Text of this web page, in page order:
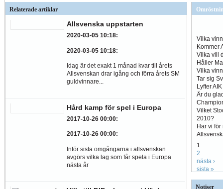
Relaterade artiklar
Allsvenska uppstarten
2020-03-05 10:18:
2020-03-05 10:18:
Idag är det exakt 1 månad kvar till årets
Allsvenskan drar igång och förra årets SM
guldvinnare...
Hård kamp för spel i Europa
2017-10-26 00:00:
2017-10-26 00:00:
Inför sista omgångarna i allsvenskan
avgörs vilka lag som får spela i Europa
nästa år
Vilka
Kommer
Vilka vill
Håller
Vilka
Tar sig
Lyfter
Är du
Vilket
2010?
Har vi
1
2
nästa ›
sista »
Notiser